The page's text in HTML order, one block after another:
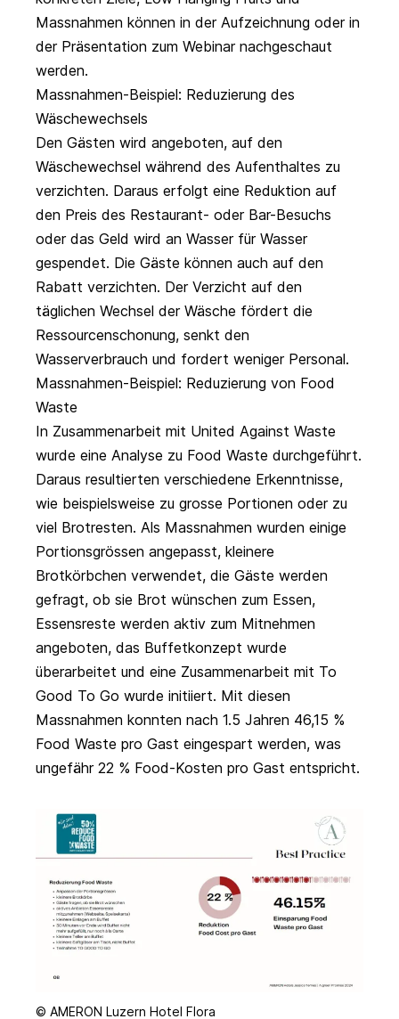
Massnahmen können in der Aufzeichnung oder in
der Präsentation zum Webinarnachgeschaut
werden.
Massnahmen-Beispiel: Reduzierung des
Wäschewechsels
Den Gästen wird angeboten, auf den
Wäschewechsel während des Aufenthaltes zu
verzichten. Daraus erfolgt eine Reduktion auf
den Preis des Restaurant- oder Bar-Besuchs
oder das Geld wird an Wasser für Wasser
gespendet. Die Gäste können auch auf den
Rabatt verzichten. Der Verzicht auf den
täglichen Wechsel der Wäsche fördert die
Ressourcenschonung, senkt den
Wasserverbrauch und fordert weniger Personal.
Massnahmen-Beispiel: Reduzierung von Food
Waste
In Zusammenarbeit mit United Against Waste
wurde eine Analyse zu Food Waste durchgeführt.
Daraus resultierten verschiedene Erkenntnisse,
wie beispielsweise zu grosse Portionen oder zu
viel Brotresten. Als Massnahmen wurden einige
Portionsgrössen angepasst, kleinere
Brotkörbchen verwendet, die Gäste werden
gefragt, ob sie Brot wünschen zum Essen,
Essensreste werden aktiv zum Mitnehmen
angeboten, das Buffetkonzept wurde
überarbeitet und eine Zusammenarbeit mit To
Good To Go wurde initiiert. Mit diesen
Massnahmen konnten nach 1.5 Jahren 46,15 %
Food Waste pro Gast eingespart werden, was
ungefähr 22 % Food-Kosten pro Gast entspricht.
© AMERON Luzern Hotel Flora